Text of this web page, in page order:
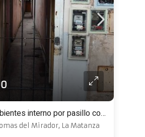
PH de 2 ambientes interno por pasillo con patio
del Mirador, La Matanza